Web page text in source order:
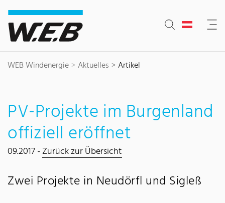
Inhaltsbereich
Suche
Hauptnavigation
Kontakt
Footer
WEB Windenergie Aktuelles Artikel
PV-Projekte im Burgenland
offiziell eröffnet
09.2017 -Zurück zur Übersicht
Zwei Projekte in Neudörfl und Sigleß